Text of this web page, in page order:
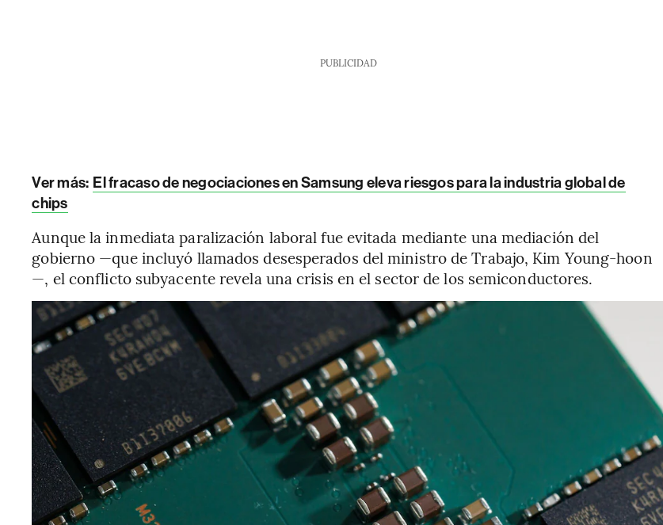
PUBLICIDAD
Ver más: El fracaso de negociaciones en Samsung eleva riesgos para la industria global de
chips
Aunque la inmediata paralización laboral fue evitada mediante una mediación del
gobierno —que incluyó llamados desesperados del ministro de Trabajo, Kim Young-hoon
—, el conflicto subyacente revela una crisis en el sector de los semiconductores.